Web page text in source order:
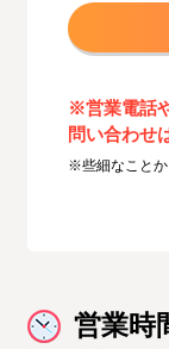
※営業電話
問い合わせ
※些細なことか
営業時